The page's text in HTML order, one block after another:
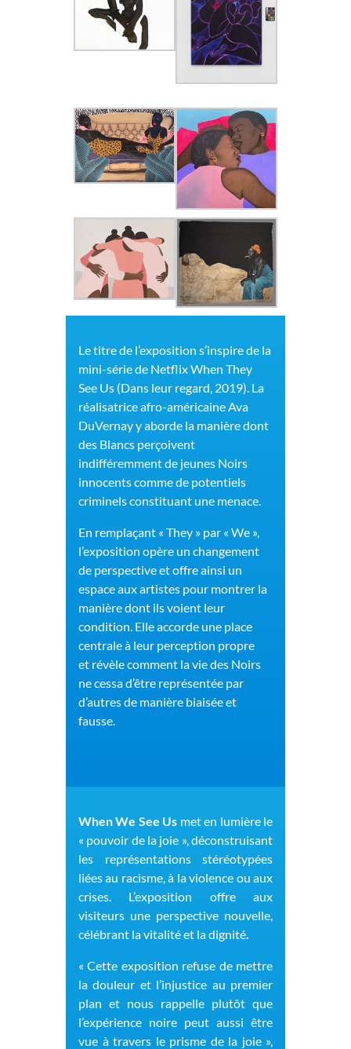
Le titre de l’exposition s’inspire de la
mini-série de Netflix When They
See Us (Dans leur regard, 2019). La
réalisatrice afro-américaine Ava
DuVernay y aborde la manière dont
des Blancs perçoivent
indifféremment de jeunes Noirs
innocents comme de potentiels
criminels constituant une menace.
En remplaçant « They » par « We »,
l’exposition opère un changement
de perspective et offre ainsi un
espace aux artistes pour montrer la
manière dont ils voient leur
condition. Elle accorde une place
centrale à leur perception propre
et révèle comment la vie des Noirs
ne cessa d’être représentée par
d’autres de manière biaisée et
fausse.
When We See Us met en lumière le
« pouvoir de la joie », déconstruisant
les représentations stéréotypées
liées au racisme, à la violence ou aux
crises. L’exposition offre aux
visiteurs une perspective nouvelle,
célébrant la vitalité et la dignité
« Cette exposition refuse de mettre
la douleur et l’injustice au premier
plan et nous rappelle plutôt que
l’expérience noire peut aussi être
vue à travers le prisme de la joie »,